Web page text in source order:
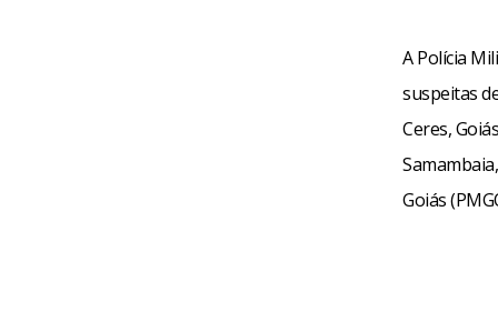
A Polícia
suspeitas
Ceres,
Goiás